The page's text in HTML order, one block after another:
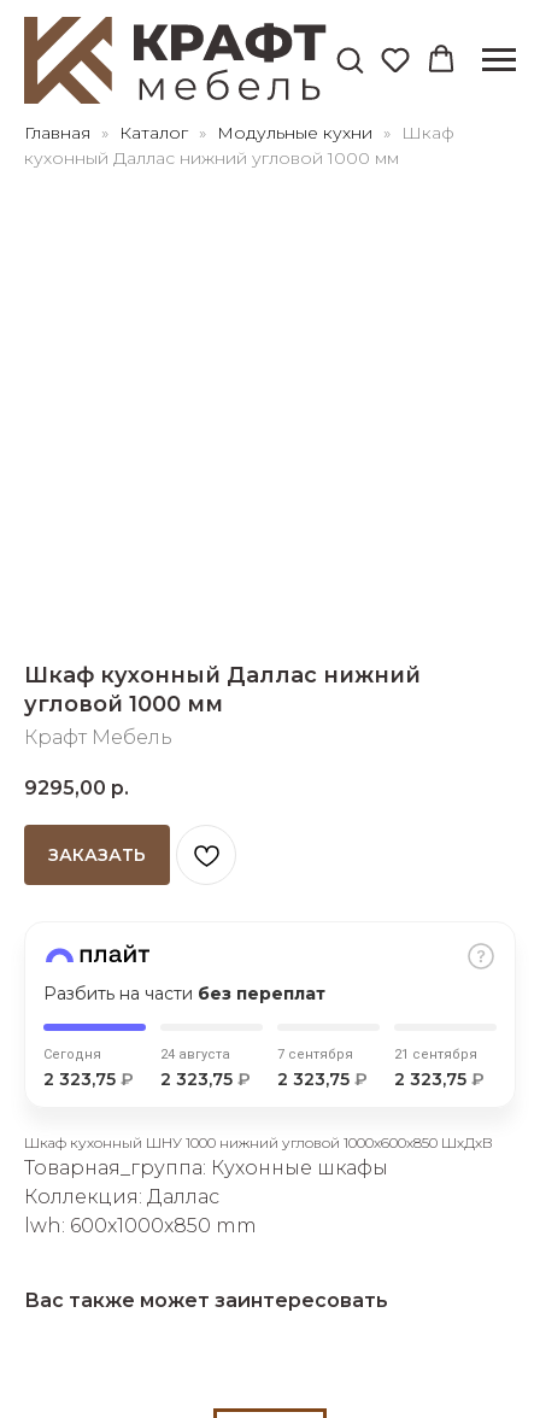
Главная Каталог Модульные кухни
Шкаф
кухонный Даллас нижний угловой 1000 мм
Шкаф кухонный Даллас нижний
угловой 1000 мм
Крафт Мебель
9295,00 р.
ЗАКАЗАТЬ
Разбить на части без переплат
Сегодня
2 323,75 ₽
24 августа
2 323,75 ₽
7 сентября
2 323,75 ₽
21 сентября
2 323,75 ₽
Оплачивайте сегодня только
25 % картой любого банка
Получайте товар
выбранный способом
по25
Подробнее
Остались вопросы?
plait.ru
Шкаф кухонный ШНУ 1000 нижний угловой 1000х600х850 ШхДхВ
Товарная_группа: Кухонные шкафы
Коллекция: Даллас
lwh: 600x1000x850 mm
Вас также может заинтересовать